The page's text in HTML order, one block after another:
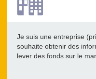
Je suis une entreprise
souhaite obtenir des
lever des fonds sur le